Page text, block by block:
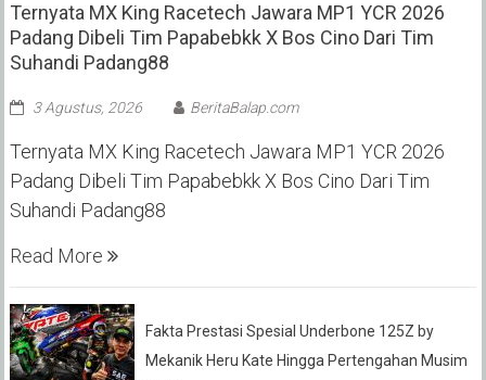
Ternyata MX King Racetech Jawara MP1 YCR 2026
Padang Dibeli Tim Papabebkk X Bos Cino Dari Tim
Suhandi Padang88
3 Agustus, 2026 BeritaBalap.com
Ternyata MX King Racetech Jawara MP1 YCR 2026
Padang Dibeli Tim Papabebkk X Bos Cino Dari Tim
Suhandi Padang88
Read More
Fakta Prestasi Spesial Underbone 125Z by
Mekanik Heru Kate Hingga Pertengahan Musim